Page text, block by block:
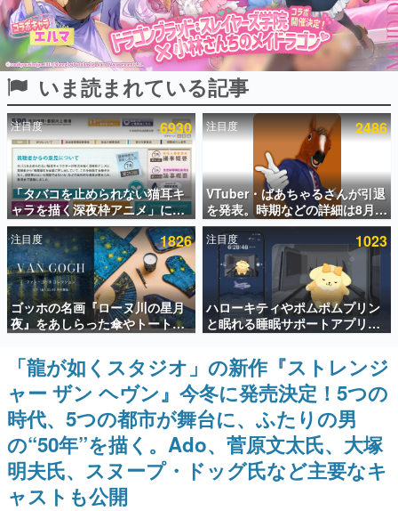
インタビュー
連載・特集一覧
殿堂入り記事
SNS拡散数が数千以上！ ページビュー数万以上！ などな
ど。多くの人々に読まれた、電ファミ渾身の“殿堂入り”記
事をまとめました。
ゲームの企画書
名作ゲームクリエイターの方々に製作時のエピソードをお
聞きし、ヒットする企画（ゲーム）とは何か？を探ってい
きます。
赫本
この物語を解いてはいけない。『赫本』は、〈試験問題〉
の形をした短編ホラー小説集です。
新世代に訊く
これからのデジタルゲーム市場を担う若きクリエイター達
の姿を追い、彼らのルーツと情熱を探っていきます。
ゲーム世代の作家たち
ゲームに多大な影響を受けた作家さんに取材し、ゲームが
日本のコンテンツ産業やカルチャーに与えた影響を探る企
画です。
日本モバイルゲーム産業史
日本のモバイルゲーム史における主要なトピック・タイト
ルを網羅するほか、開発者へのインタビューや識者による
解説を掲載。約20年の歴史が一望できる決定版！
いま読まれている記事
注目度 6930
「タバコを止められない猫耳キ
ャラを描く深夜枠アニメ」に視
聴者の一部から批判意見。違法
薬物の使用と思しき描写も含め
て、BPOが議論を交わす
注目度 2486
VTuber・ばあちゃるさんが引退
を発表。時期などの詳細は8月9
日15時からの配信で説明
注目度 1826
ゴッホの名画『ローヌ川の星月
夜』をあしらった傘やトートバ
ッグなどが登場。8月7日21時よ
り2日間限定で予約販売
注目度 1023
ハローキティやポムポムプリン
と眠れる睡眠サポートアプリ
『ゆめたび』が配信中。キャラ
ごとのASMRや目覚ましアラー
ムも搭載
「龍が如くスタジオ」の新作『ストレンジ
ャー ザン ヘヴン』今冬に発売決定！5つの
時代、5つの都市が舞台に、ふたりの男
の“50年”を描く。Ado、菅原文太氏、大塚
明夫氏、スヌープ・ドッグ氏など主要なキ
ャストも公開